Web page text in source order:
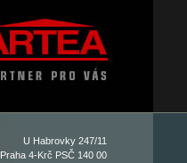
U Habrovky 247/11
Praha 4-Krč PSČ 140 00